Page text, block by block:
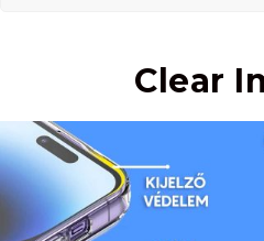
Clear